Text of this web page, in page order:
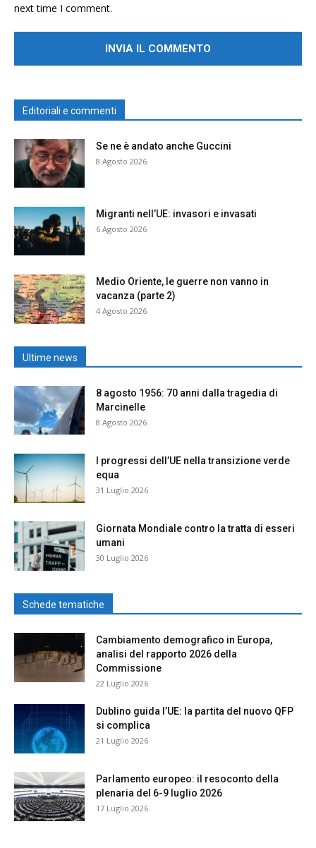
next time I comment.
Editoriali e commenti
Se ne è andato anche Guccini
8 Agosto 2026
Migranti nell’UE: invasori e invasati
6 Agosto 2026
Medio Oriente, le guerre non vanno in
vacanza (parte 2)
4 Agosto 2026
Ultime news
8 agosto 1956: 70 anni dalla tragedia di
Marcinelle
8 Agosto 2026
I progressi dell’UE nella transizione verde
equa
31 Luglio 2026
Giornata Mondiale contro la tratta di esseri
umani
30 Luglio 2026
Schede tematiche
Cambiamento demografico in Europa,
analisi del rapporto 2026 della
Commissione
22 Luglio 2026
Dublino guida l’UE: la partita del nuovo QFP
si complica
21 Luglio 2026
Parlamento europeo: il resoconto della
plenaria del 6-9 luglio 2026
17 Luglio 2026